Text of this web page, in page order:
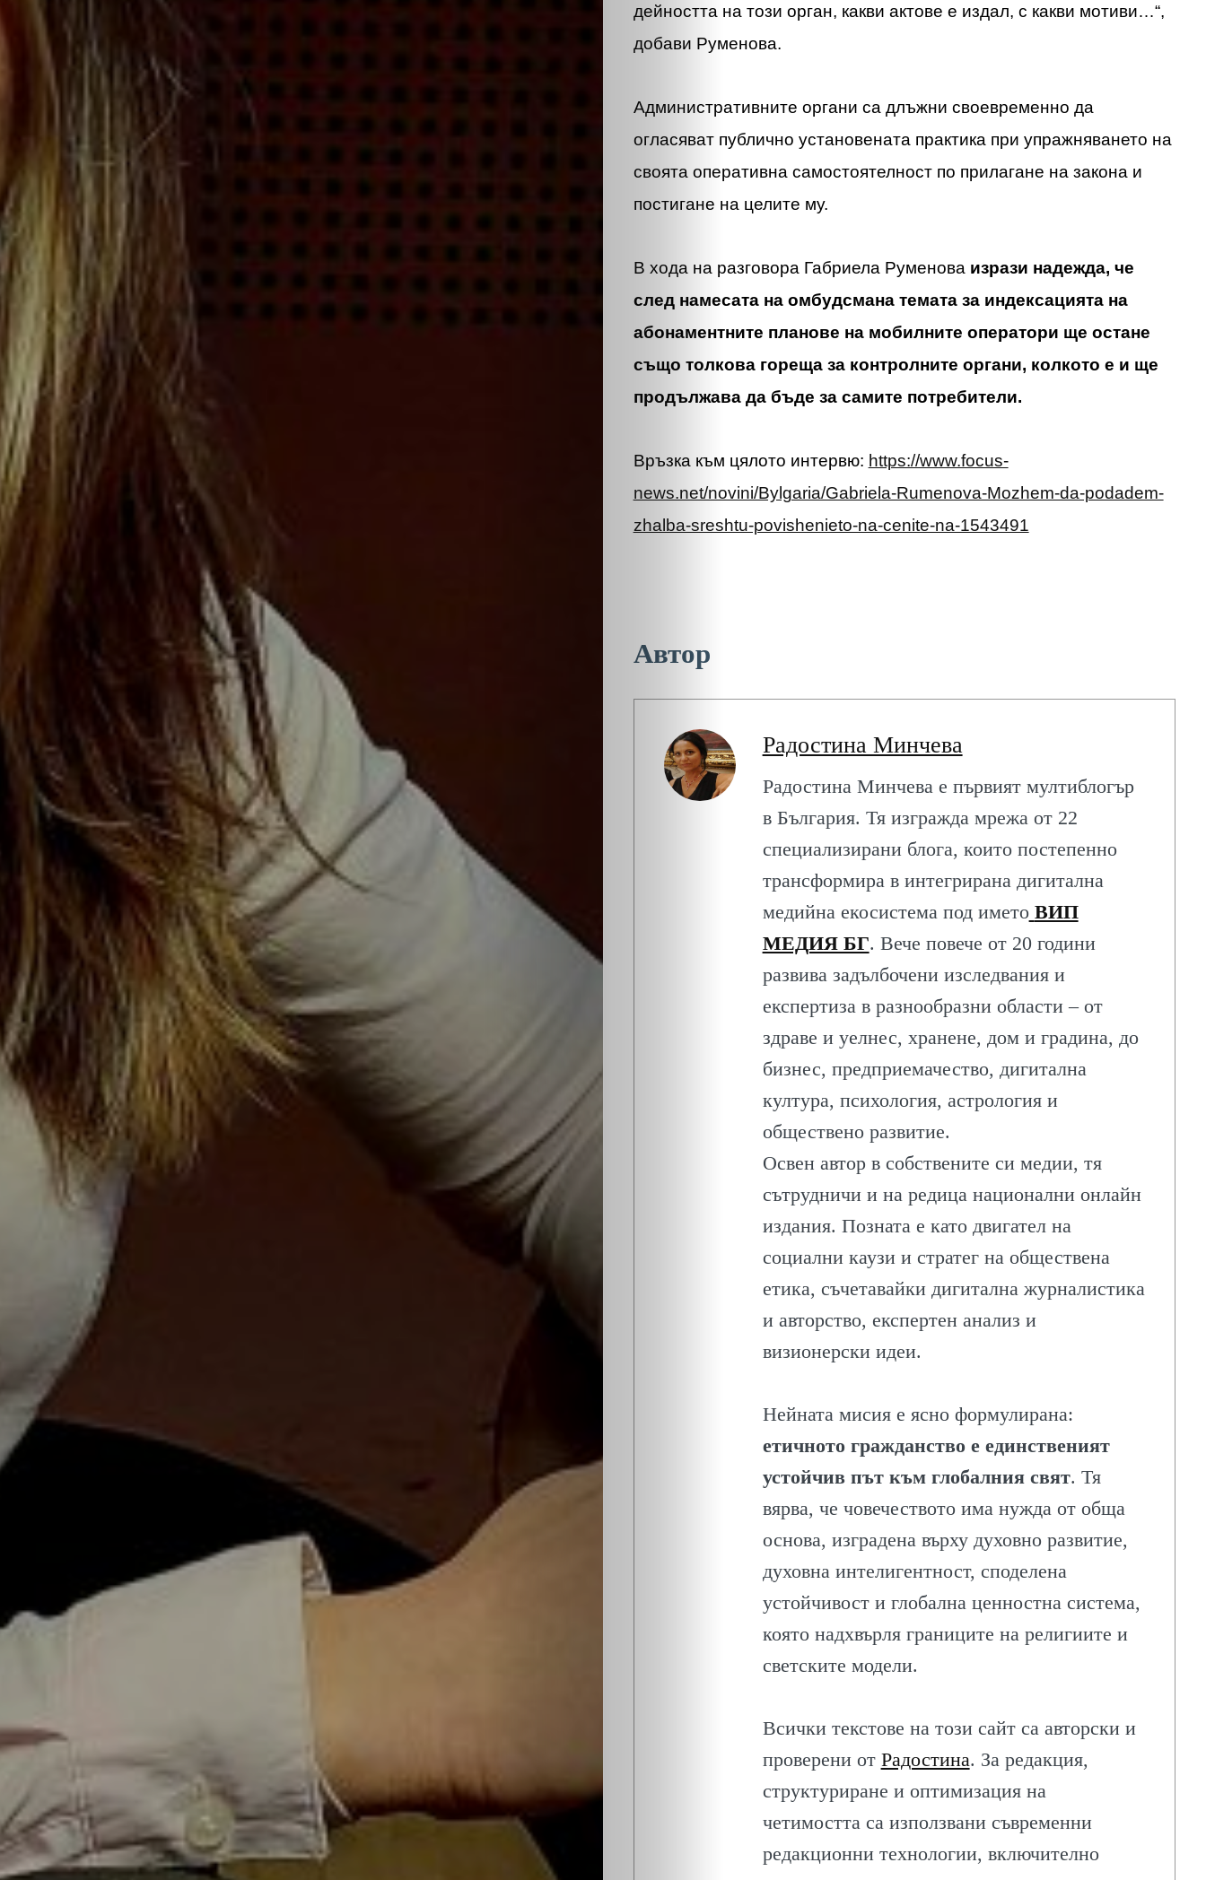
НАС
ЛИДЕРИ
БИО
ЛИЧНОСТИ
ОБЩЕСТВО
ПОТРЕБИТЕЛИТЕ
ПРОФЕСИИ
ПСИХОЛОГИЯ
дейността на този орган, какви актове е издал, с какви мотиви…“,
добави Руменова.
Административните органи са длъжни своевременно да
огласяват публично установената практика при упражняването на
своята оперативна самостоятелност по прилагане на закона и
постигане на целите му.
В хода на разговора Габриела Руменова изрази надежда, че
след намесата на омбудсмана темата за индексацията на
абонаментните планове на мобилните оператори ще остане
също толкова гореща за контролните органи, колкото е и ще
продължава да бъде за самите потребители.
Връзка към цялото интервю: https://www.focus-
news.net/novini/Bylgaria/Gabriela-Rumenova-Mozhem-da-podadem-
zhalba-sreshtu-povishenieto-na-cenite-na-1543491
Автор
Радостина Минчева
Радостина Минчева е първият мултиблогър
в България. Тя изгражда мрежа от 22
специализирани блога, които постепенно
трансформира в интегрирана дигитална
медийна екосистема под името ВИП
МЕДИЯ БГ. Вече повече от 20 години
развива задълбочени изследвания и
експертиза в разнообразни области – от
здраве и уелнес, хранене, дом и градина, до
бизнес, предприемачество, дигитална
култура, психология, астрология и
обществено развитие.
Освен автор в собствените си медии, тя
сътрудничи и на редица национални онлайн
издания. Позната е като двигател на
социални каузи и стратег на обществена
етика, съчетавайки дигитална журналистика
и авторство, експертен анализ и
визионерски идеи.
Нейната мисия е ясно формулирана:
етичното гражданство е единственият
устойчив път към глобалния свят. Тя
вярва, че човечеството има нужда от обща
основа, изградена върху духовно развитие,
духовна интелигентност, споделена
устойчивост и глобална ценностна система,
която надхвърля границите на религиите и
светските модели.
Всички текстове на този сайт са авторски и
проверени от Радостина. За редакция,
структуриране и оптимизация на
четимостта са използвани съвременни
редакционни технологии, включително